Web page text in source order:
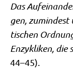
Das
gen,
ti­schen
Enzy­kli­ken, die
44–45).